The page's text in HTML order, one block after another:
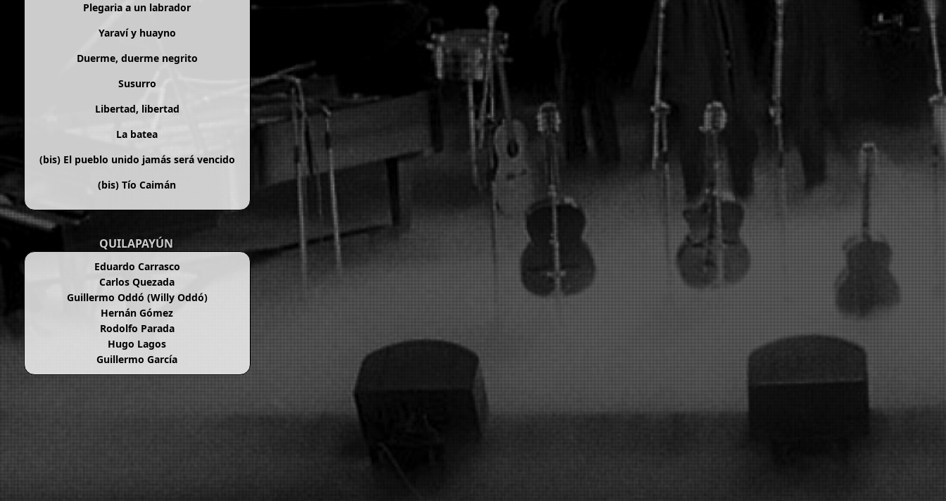
Plegaria a un labrador
Yaraví y huayno
Duerme, duerme negrito
Susurro
Libertad, libertad
La batea
(bis) El pueblo unido jamás será vencido
(bis)Tío Caimán
QUILAPAYÚN
Eduardo Carrasco
Carlos Quezada
Guillermo Oddó (Willy Oddó)
Hernán Gómez
Rodolfo Parada
Hugo Lagos
Guillermo García